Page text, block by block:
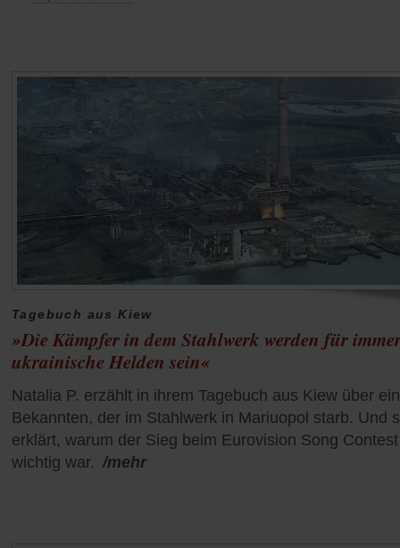
Tagebuch aus Kiew
»Die Kämpfer in dem Stahlwerk werden für
ukrainische Helden sein«
Natalia P. erzählt in ihrem Tagebuch aus Kiew über
Bekannten, der im Stahlwerk in Mariuopol starb. Und
erklärt, warum der Sieg beim Eurovision Song
wichtig war. /mehr